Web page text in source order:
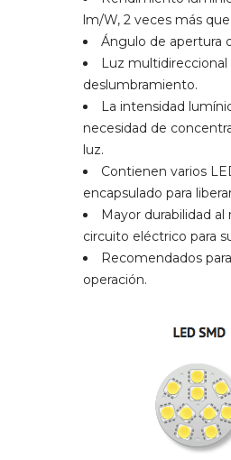
lm/W, 2 veces más
Ángulo de apertura
Luz multidireccional
deslumbramiento.
La intensidad
necesidad de
luz.
Contienen varios
encapsulado para
Mayor durabilidad
circuito eléctrico para
Recomendados
operación.